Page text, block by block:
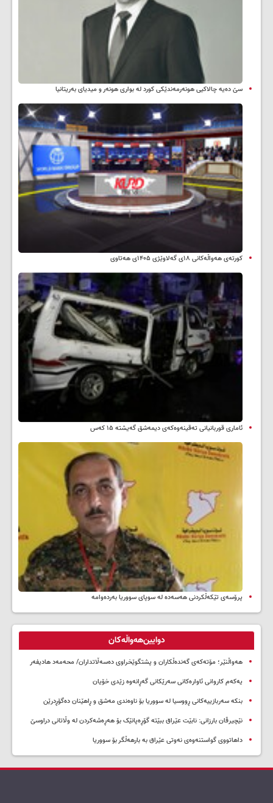
سێ دەیە چالاکیی هونەرمەندێکی کورد لە بواری هونەر و میدیای بەریتانیا
کورتەی هەواڵەکانی ۱۸ی گەلاوێژی ۱۴۰۵ی هەتاوی
ئاماری قوربانیانی تەقینەوەکەی دیمەشق گەیشتە ۱۵ کەس
پرۆسەی تێکەڵکردنی هەسەدە لە سوپای سووریا بەردەوامە
دوایین‌هەواڵەکان
هەواڵنێر؛ مۆتەکەی گەندەڵکاران و پشتگوێخراوی دەسەڵاتداران/ محەمەد هادیفەر
یەکەم کاروانی ئاوارەکانی سەرێکانی گەڕانەوە زێدی خۆیان
بنکە سەربازییەکانی ڕووسیا لە سووریا بۆ ناوەندی مەشق و ڕاهێنان دەگۆڕدرێن
نێچیرڤان بارزانی: نابێت عێراق ببێتە گۆڕەپانێک بۆ هەڕەشەکردن لە وڵاتانی دراوسێ
داهاتووی گواستنەوەی نەوتی عێراق بە بارهەڵگر بۆ سووریا